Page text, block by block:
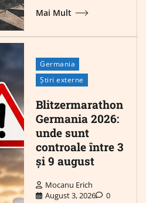
Mai Mult
Germania
Știri externe
Blitzermarathon
Germania 2026:
unde sunt
controale între 3
și 9 august
Mocanu Erich
August 3, 2026
0